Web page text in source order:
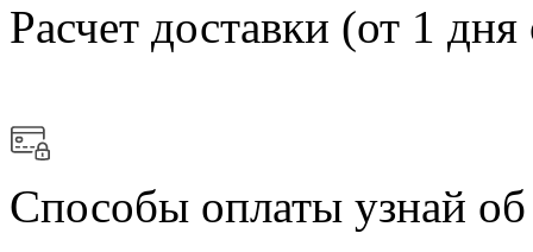
Расчет доставки (от 1 дня
Способы оплаты узнай